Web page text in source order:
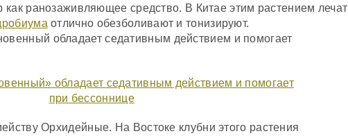
как ранозаживляющее средство. В Китае этим растением лечат
отлично обезболивают и тонизируют.
обладает седативным действием и помогает
Орхидейные. На Востоке клубни этого растения